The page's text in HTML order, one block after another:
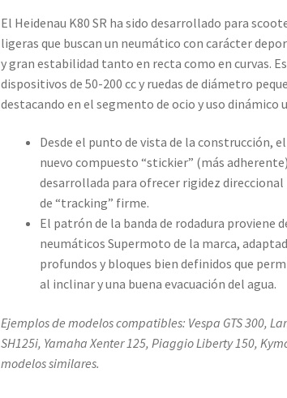
El Heidenau K80 SR ha sido desarrollado para
ligeras que buscan un neumático con carácter
y gran estabilidad tanto en recta como en curvas.
dispositivos de 50-200 cc y ruedas de diámetro
destacando en el segmento de ocio y uso dinámico
Desde el punto de vista de la construcción,
nuevo compuesto “stickier” (más
desarrollada para ofrecer rigidez direccional
de “tracking” firme.
El patrón de la banda de rodadura proviene
neumáticos Supermoto de la marca,
profundos y bloques bien definidos que
al inclinar y una buena evacuación del agua.
Ejemplos de modelos compatibles: Vespa GTS 300,
SH125i, Yamaha Xenter 125, Piaggio Liberty 150,
modelos similares.